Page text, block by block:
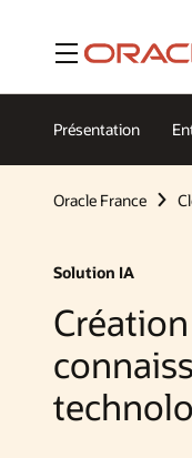
Menu
Présentation
Oracle France
Solution IA